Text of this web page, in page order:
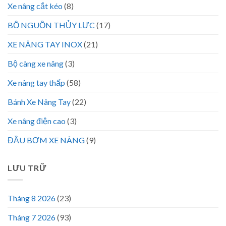
Xe nâng cắt kéo (8)
BỘ NGUỒN THỦY LỰC (17)
XE NÂNG TAY INOX(21)
Bộ càng xe nâng(3)
Xe nâng tay thấp (58)
Bánh Xe Nâng Tay(22)
Xe nâng điện cao (3)
ĐẦU BƠM XE NÂNG(9)
LƯU TRỮ
Tháng 8 2026(23)
Tháng 7 2026(93)